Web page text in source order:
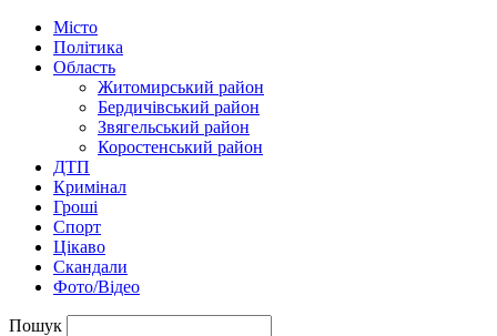
Місто
Політика
Область
Житомирський район
Бердичівський район
Звягельський район
Коростенський район
ДТП
Кримінал
Гроші
Спорт
Цікаво
Скандали
Фото/Відео
Пошук